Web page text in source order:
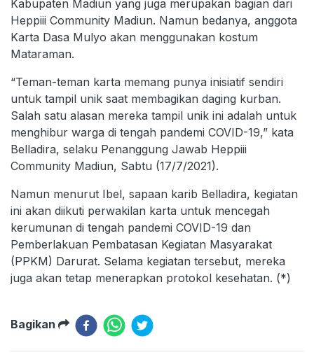
Kabupaten Madiun yang juga merupakan bagian dari
Heppiii Community Madiun. Namun bedanya, anggota
Karta Dasa Mulyo akan menggunakan kostum
Mataraman.
“Teman-teman karta memang punya inisiatif sendiri
untuk tampil unik saat membagikan daging kurban.
Salah satu alasan mereka tampil unik ini adalah untuk
menghibur warga di tengah pandemi COVID-19,” kata
Belladira, selaku Penanggung Jawab Heppiii
Community Madiun, Sabtu (17/7/2021).
Namun menurut Ibel, sapaan karib Belladira, kegiatan
ini akan diikuti perwakilan karta untuk mencegah
kerumunan di tengah pandemi COVID-19 dan
Pemberlakuan Pembatasan Kegiatan Masyarakat
(PPKM) Darurat. Selama kegiatan tersebut, mereka
juga akan tetap menerapkan protokol kesehatan. (*)
Bagikan